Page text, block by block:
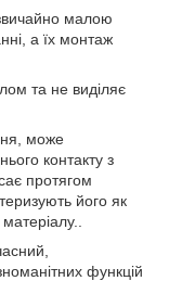
малою
а їх монтаж
та не виділяє
може
контакту з
протягом
його як
функцій